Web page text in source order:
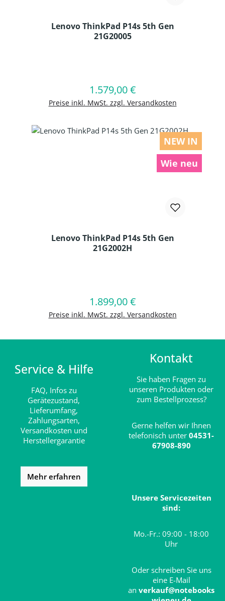
Lenovo ThinkPad P14s 5th Gen
21G20005
Regulärer Preis:
1.579,00 €
Preise inkl. MwSt. zzgl. Versandkosten
In den Warenkorb
NEW IN
Wie neu
Lenovo ThinkPad P14s 5th Gen
21G2002H
Regulärer Preis:
1.899,00 €
Preise inkl. MwSt. zzgl. Versandkosten
In den Warenkorb
Service & Hilfe
FAQ, Infos zu
Gerätezustand,
Lieferumfang,
Zahlungsarten,
Versandkosten und
Herstellergarantie
Mehr erfahren
Kontakt
Sie haben Fragen zu
unseren Produkten oder
zum Bestellprozess?
Gerne helfen wir Ihnen
telefonisch unter 04531-
67908-890
Unsere Servicezeiten
sind:
Mo.-Fr.: 09:00 - 18:00
Uhr
Oder schreiben Sie uns
eine E-Mail
an verkauf@notebooks